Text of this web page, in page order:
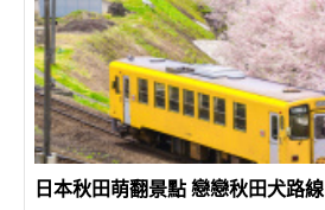
日本秋田萌翻景點 戀戀秋田犬路線